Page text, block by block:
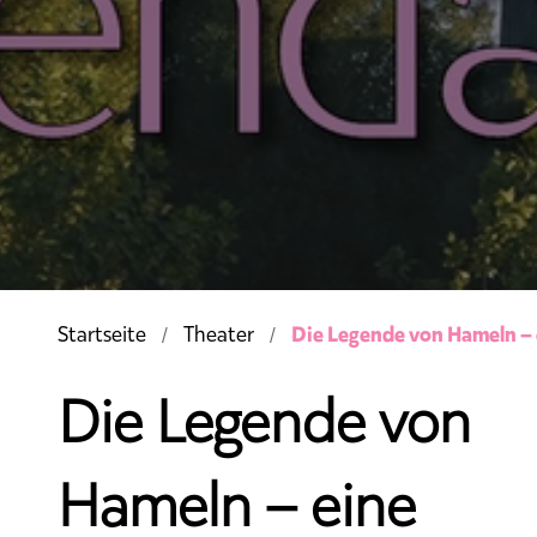
Startseite Theater Die Legende von Hameln
Die Legende von
Hameln – eine